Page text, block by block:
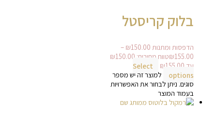
בלוק קריסטל
הדפסות ומתנות ₪150.00
–
₪155.00
עד ⁦₪155.00⁩
Select
options
למוצר זה יש מספר
סוגים. ניתן לבחור את האפשרויות
בעמוד המוצר